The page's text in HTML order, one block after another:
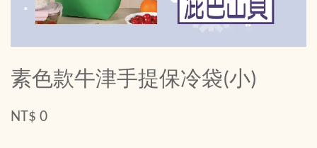
素色款牛津手提保冷袋(小)
NT$ 0